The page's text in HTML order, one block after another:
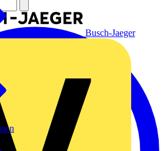
Busch-Jaeger